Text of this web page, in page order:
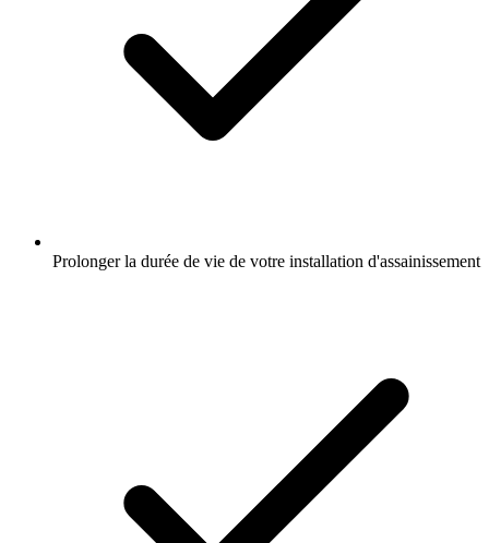
Prolonger la durée de vie de votre installation d'assainissement